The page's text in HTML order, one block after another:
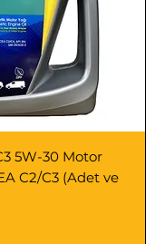
5W-30 Motor
C2/C3 (Adet ve